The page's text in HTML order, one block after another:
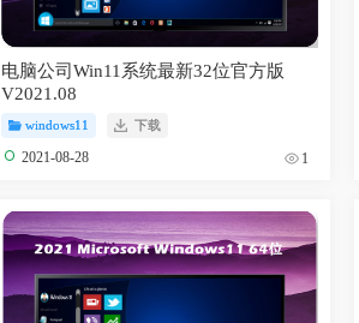
电脑公司Win11系统最新32位官方版
V2021.08
windows11 下载
2021-08-28 1